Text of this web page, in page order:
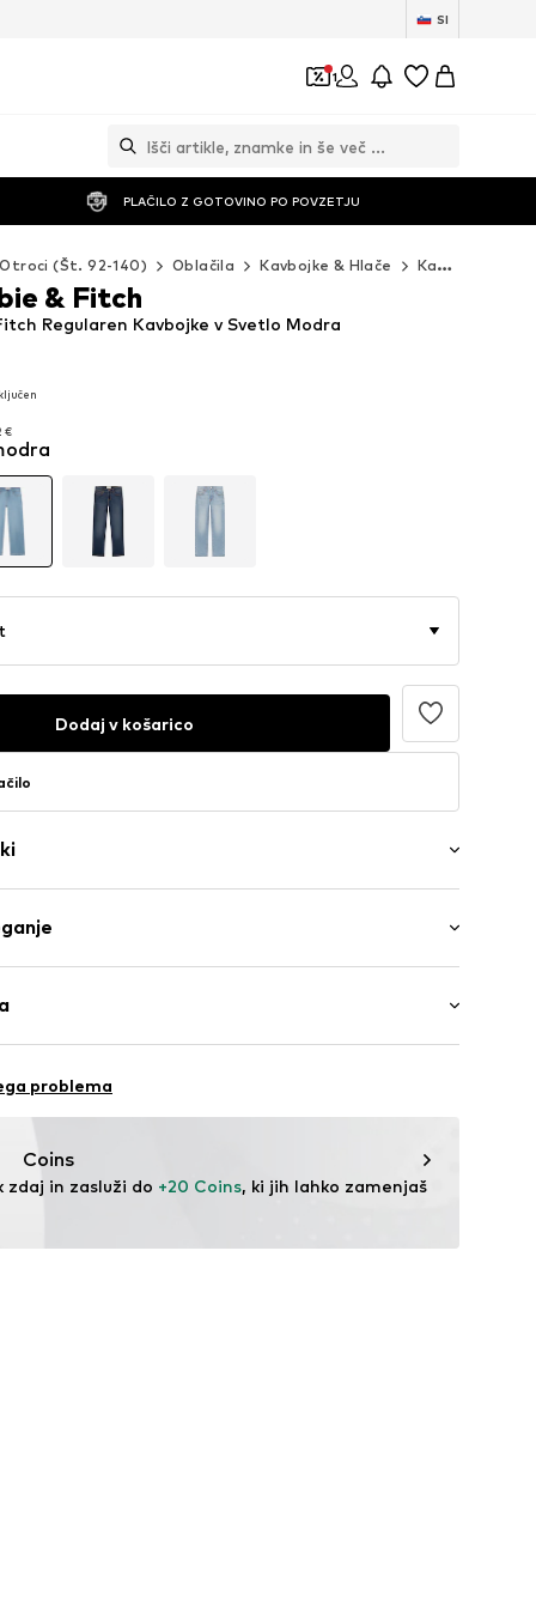
SI
1
PLAČILO Z GOTOVINO PO POVZETJU
Otroci (Št. 92-140) Oblačila Kavbojke & Hlače Kavbojke
€
€
Regularen Kavbojke v Svetlo Modra
& Fitch
Dodaj v košarico
19% Poliester – PES, 10% Viskoza, 1% Elastan
vroče likanje
belila
temperaturah
problema
Coins
zdaj in zasluži do +20 Coins, ki jih lahko zamenjaš